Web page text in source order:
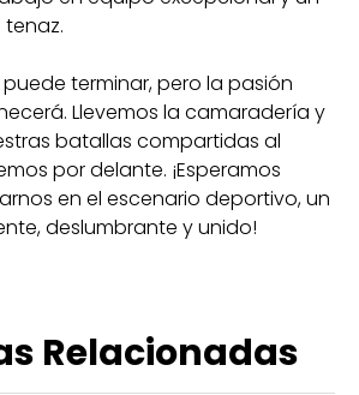
terminar, pero la pasión
Llevemos la camaradería y
batallas compartidas al
por delante. ¡Esperamos
en el escenario deportivo, un
deslumbrante y unido!
Relacionadas